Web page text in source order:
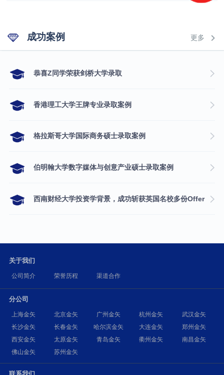
成功案例 更多
​恭喜Z同学荣获剑桥大学录取
香港理工大学王牌专业录取案例
格拉斯哥大学国际商务硕士录取案例
伯明翰大学数字媒体与创意产业硕士录取案例
西南财经大学投资学背景，成功斩获英国名校多份Offer
关于我们
公司简介 荣誉历程 渠道合作
分公司
上海金矢 北京金矢 广州金矢 杭州金矢
武汉金矢
长沙金矢
长春金矢 哈尔滨金矢 大连金矢
郑州金矢
西安金矢
太原金矢 青岛金矢 衢州金矢
南昌金矢
佛山金矢
苏州金矢